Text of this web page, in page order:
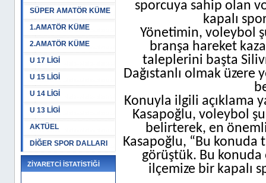
SÜPER AMATÖR KÜME
1.AMATÖR KÜME
2.AMATÖR KÜME
U 17 LİGİ
U 15 LİGİ
U 14 LİGİ
U 13 LİGİ
AKTÜEL
DİĞER SPOR DALLARI
ZİYARETCİ İSTATİSTİĞİ
sporcuya sahip olan
kapalı
Yönetimin, voleybol
branşa hareket
taleplerini başta
Dağıstanlı olmak
Konuyla ilgili açıklama
Kasapoğlu, voleybol
belirterek, en
Kasapoğlu, “Bu konuda
görüştük. Bu
ilçemize bir kapalı